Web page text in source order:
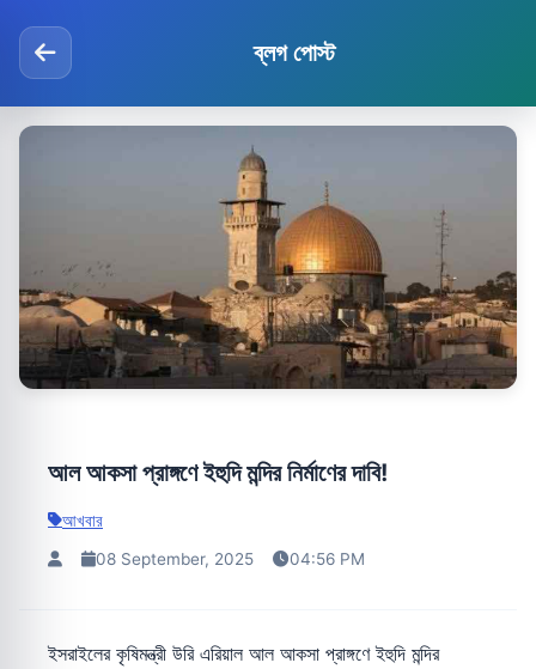
ব্লগ পোস্ট
আল আকসা প্রাঙ্গণে ইহুদি মন্দির নির্মাণের দাবি!
আখবার
08 September, 2025 04:56 PM
ইসরাইলের কৃষিমন্ত্রী উরি এরিয়াল আল আকসা প্রাঙ্গণে ইহুদি মন্দির